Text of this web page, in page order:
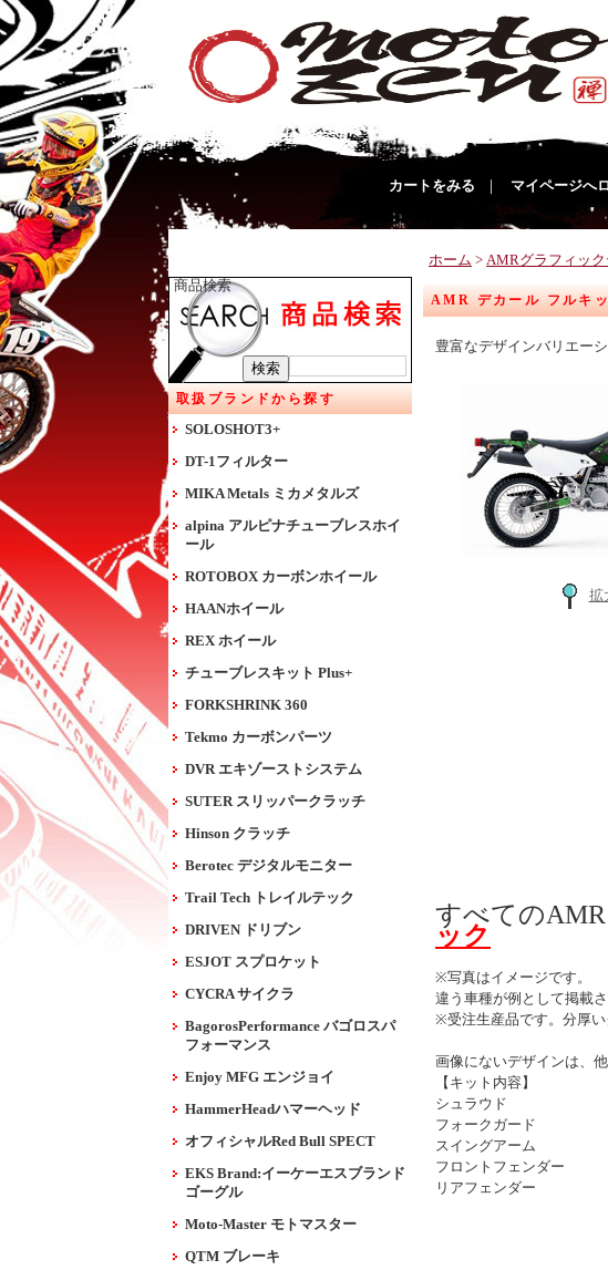
カートをみる マイページへ
商品検索
取扱ブランドから探す
SOLOSHOT3+
DT-1フィルター
MIKA Metals ミカメタルズ
alpina アルピナチューブレスホイ
ール
ROTOBOX カーボンホイール
HAANホイール
REX ホイール
チューブレスキット Plus+
FORKSHRINK 360
Tekmo カーボンパーツ
DVR エキゾーストシステム
SUTER スリッパークラッチ
Hinson クラッチ
Berotec デジタルモニター
Trail Tech トレイルテック
DRIVEN ドリブン
ESJOT スプロケット
CYCRA サイクラ
BagorosPerformance バゴロスパ
フォーマンス
Enjoy MFG エンジョイ
HammerHeadハマーヘッド
オフィシャルRed Bull SPECT
EKS Brand:イーケーエスブランド
ゴーグル
Moto-Master モトマスター
QTM ブレーキ
ホーム > AMRグラフィッ
AMR デカール フル
豊富なデザインバリエー
拡
すべての
ック
※写真はイメージです。
違う車種が例として掲載
※受注生産品です。分厚い
画像にないデザインは、
【キット内容】
シュラウド
フォークガード
スイングアーム
フロントフェンダー
リアフェンダー